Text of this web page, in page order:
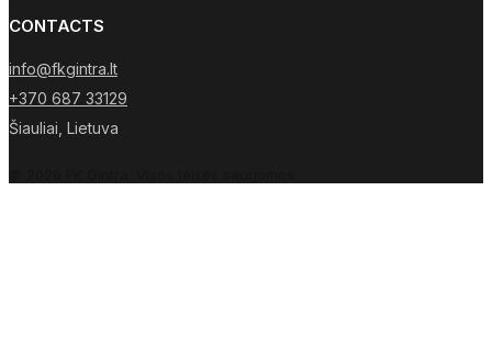
CONTACTS
info@fkgintra.lt
+370 687 33129
Šiauliai, Lietuva